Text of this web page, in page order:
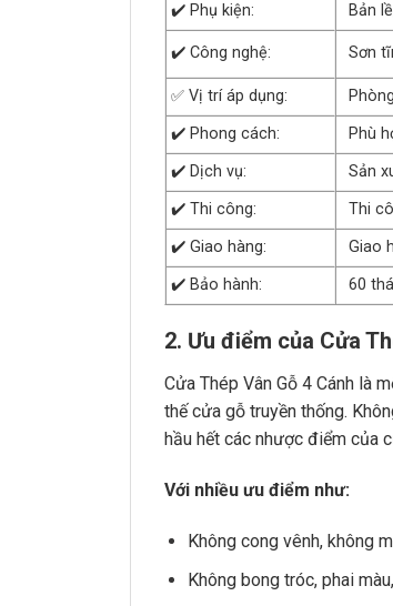
✔️ Phụ kiện:
Bản
✔️ Công nghệ: Sơn
✅ Vị trí áp dụng:
✔️ Phong cách:
Phù
✔️ Dịch vụ:
Sản
✔️ Thi công:
Thi
✔️ Giao hàng:
Giao
✔️ Bảo hành:
60
2. Ưu điểm của Cửa
Cửa Thép Vân Gỗ 4 Cánh là
thế cửa gỗ truyền thống.
hầu hết các nhược điểm của
Với nhiều ưu điểm như:
Không cong vênh, không
Không bong tróc, phai